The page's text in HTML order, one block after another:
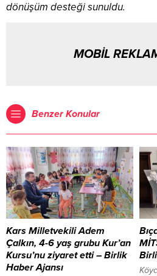
dönüşüm desteği sunuldu.
MOBİL
Benzer Konular
Kars Milletvekili Adem
Çalkın, 4-6 yaş grubu Kur’an
Kursu’nu ziyaret etti – Birlik
Haber Ajansı